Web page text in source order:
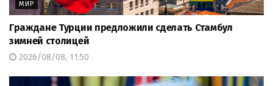
МИР
Граждане Турции предложили сделать Стамбул
зимней столицей
2026/08/08, 11:50